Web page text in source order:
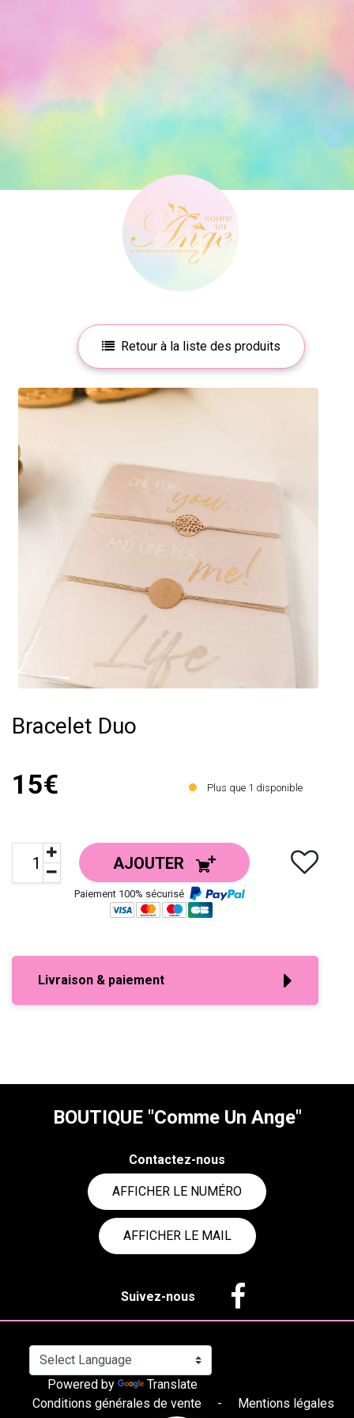
Retour à la liste des produits
Bracelet Duo
15€ Plus que 1 disponible
AJOUTER
Paiement 100% sécurisé
Livraison & paiement
BOUTIQUE "Comme Un Ange"
Contactez-nous
AFFICHER LE NUMÉRO
AFFICHER LE MAIL
Suivez-nous
Powered by
Translate
Conditions générales de vente
- Mentions légales